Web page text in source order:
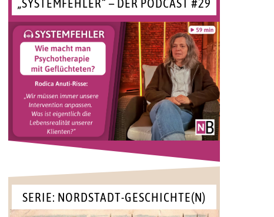
„SYSTEMFEHLER“ – DER PODCAST #29
SERIE: NORDSTADT-GESCHICHTE(N)